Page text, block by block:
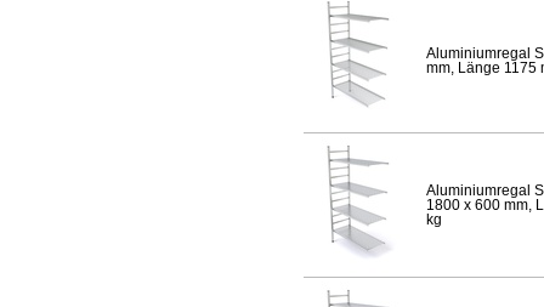
Aluminiumregal
mm, Länge 1175
Aluminiumregal
1800 x 600 mm,
kg